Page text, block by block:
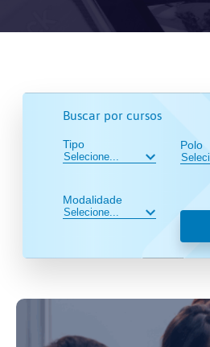
Buscar por cursos
Tipo
Modalidade
Polo